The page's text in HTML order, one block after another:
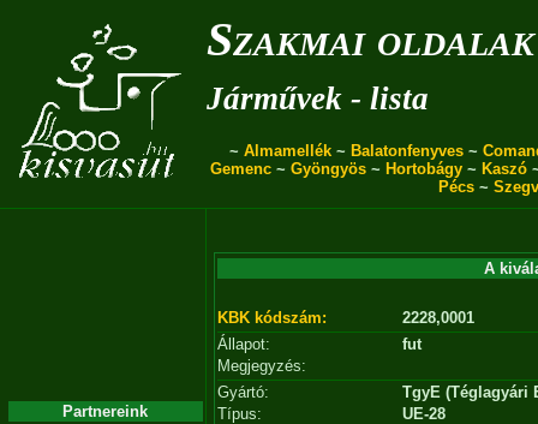
Szakmai oldalak
Járművek - lista
~ Almamellék ~ Balatonfenyves ~
Gemenc ~ Gyöngyös ~ Hortobágy ~ Kaszó
Pécs ~
Partnereink
A
KBK kódszám:
2228,0001
Állapot:
fut
Megjegyzés:
Gyártó:
TgyE (Téglagyári
Típus:
UE-28